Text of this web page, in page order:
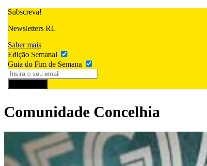
Subscreva!
Newsletters RL
Saber mais
Edição Semanal
Guia do Fim de Semana
Comunidade Concelhia